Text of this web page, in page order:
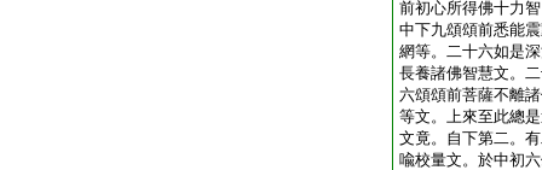
前初心所得佛十力
中下九頌頌前悉能
網等。二十六如是
長養諸佛智慧文。
六頌頌前菩薩不離
等文。上來至此總
文竟。自下第二。
喩校量文。於中初